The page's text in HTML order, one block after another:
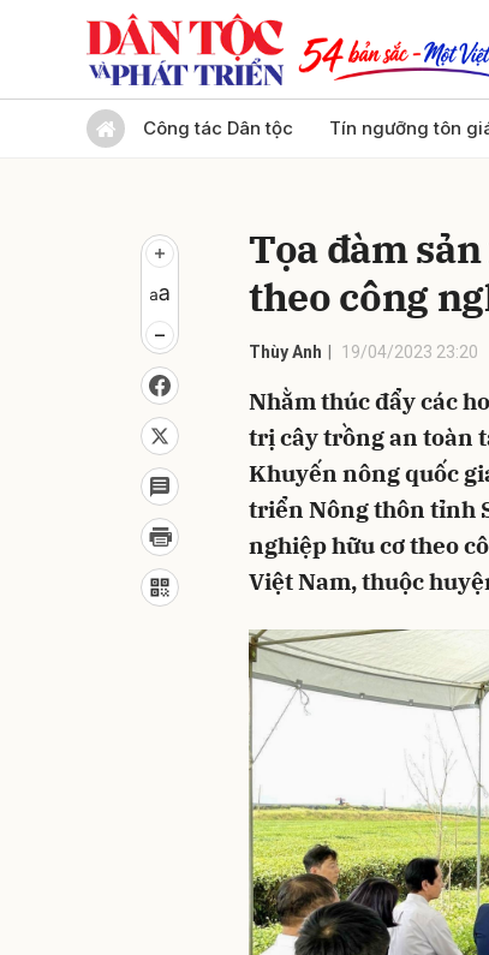
Công tác Dân tộc Tín ngưỡng tôn
Tọa đàm
theo công
Thùy Anh 19/04/2023 23:20
Nhằm thúc đẩy các
trị cây trồng an toàn
Khuyến nông quốc
triển Nông thôn tỉnh
nghiệp hữu cơ theo
Việt Nam, thuộc